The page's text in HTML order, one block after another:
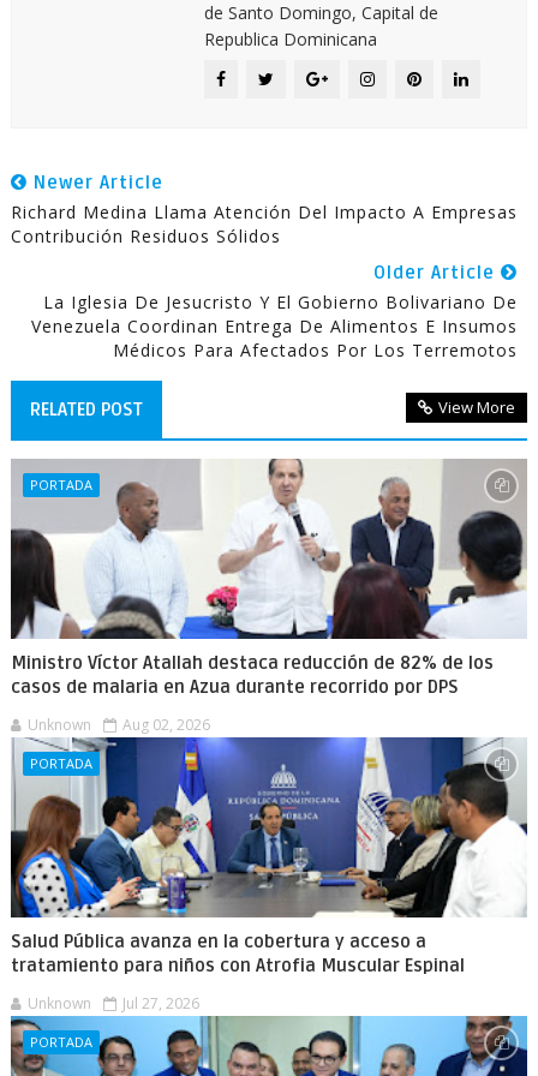
de Santo Domingo, Capital de
Republica Dominicana
Newer Article
Richard Medina Llama Atención Del Impacto A Empresas
Contribución Residuos Sólidos
Older Article
La Iglesia De Jesucristo Y El Gobierno Bolivariano De
Venezuela Coordinan Entrega De Alimentos E Insumos
Médicos Para Afectados Por Los Terremotos
RELATED POST View More
PORTADA
Ministro Víctor Atallah destaca reducción de 82% de los
casos de malaria en Azua durante recorrido por DPS
Unknown Aug 02, 2026
PORTADA
Salud Pública avanza en la cobertura y acceso a
tratamiento para niños con Atrofia Muscular Espinal
Unknown Jul 27, 2026
PORTADA